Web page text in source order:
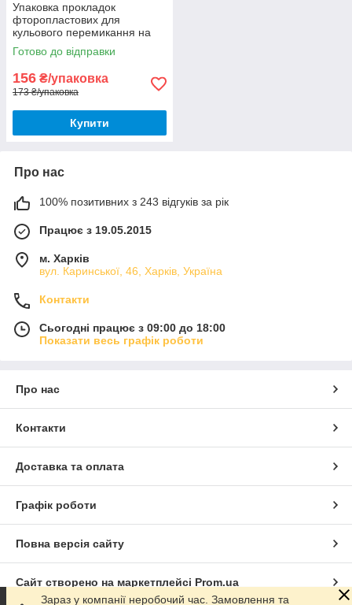
Упаковка прокладок
фторопластових для
кульового перемикання на
душ Valve J.G. 15 мм х 8 мм х
3 мм 20 штук
Готово до відправки
156 ₴/упаковка
173 ₴/упаковка
Купити
Про нас
100% позитивних з 243 відгуків за рік
Працює з 19.05.2015
м. Харків
вул. Каринської, 46, Харків, Україна
Контакти
Сьогодні працює з 09:00 до 18:00
Показати весь графік роботи
Про нас
Контакти
Доставка та оплата
Графік роботи
Повна версія сайту
Сайт створено на маркетплейсі Prom.ua
Зараз у компанії неробочий час. Замовлення та